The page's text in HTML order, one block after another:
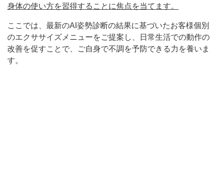
身体の使い方を習得することに焦点を当てます。
ここでは、最新のAI姿勢診断の結果に基づいたお客様個別
のエクササイズメニューをご提案し、日常生活での動作の
改善を促すことで、ご自身で不調を予防できる力を養いま
す。